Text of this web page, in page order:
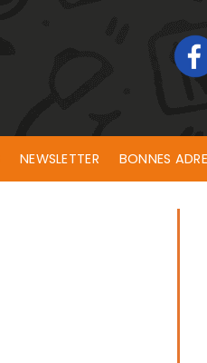
NEWSLETTER BONNES